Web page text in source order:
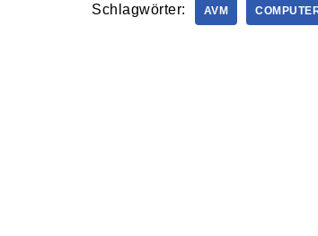
Schlagwörter: AVM